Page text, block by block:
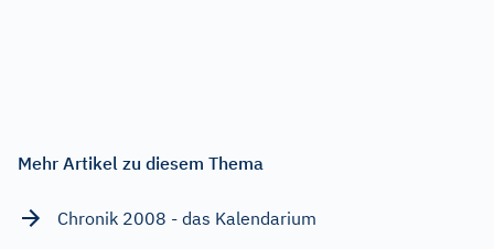
Mehr Artikel zu diesem Thema
Chronik 2008 - das Kalendarium